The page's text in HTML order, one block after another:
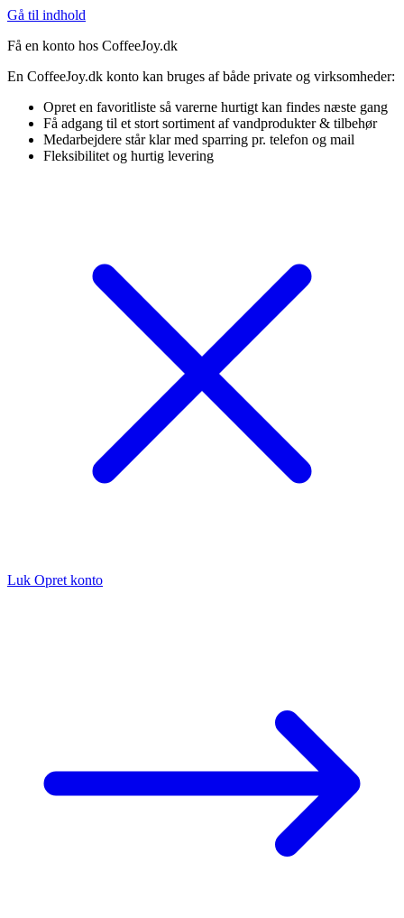
Gå til indhold
Få en konto hos CoffeeJoy.dk
En CoffeeJoy.dk konto kan bruges af både private og virksomheder:
Opret en favoritliste så varerne hurtigt kan findes næste gang
Få adgang til et stort sortiment af vandprodukter & tilbehør
Medarbejdere står klar med sparring pr. telefon og mail
Fleksibilitet og hurtig levering
Luk Opret konto